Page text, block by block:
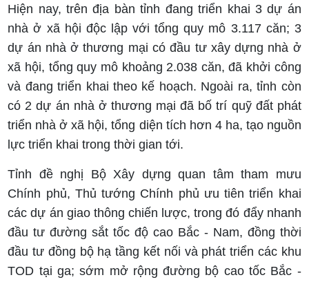
Hiện nay, trên địa bàn tỉnh đang triển khai 3 dự án
nhà ở xã hội độc lập với tổng quy mô 3.117 căn; 3
dự án nhà ở thương mại có đầu tư xây dựng nhà ở
xã hội, tổng quy mô khoảng 2.038 căn, đã khởi công
và đang triển khai theo kế hoạch. Ngoài ra, tỉnh còn
có 2 dự án nhà ở thương mại đã bố trí quỹ đất phát
triển nhà ở xã hội, tổng diện tích hơn 4 ha, tạo nguồn
lực triển khai trong thời gian tới.
Tỉnh đề nghị Bộ Xây dựng quan tâm tham mưu
Chính phủ, Thủ tướng Chính phủ ưu tiên triển khai
các dự án giao thông chiến lược, trong đó đẩy nhanh
đầu tư đường sắt tốc độ cao Bắc - Nam, đồng thời
đầu tư đồng bộ hạ tầng kết nối và phát triển các khu
TOD tại ga; sớm mở rộng đường bộ cao tốc Bắc -